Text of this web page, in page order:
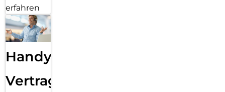
erfahren
Handy
Vertragsabwicklung